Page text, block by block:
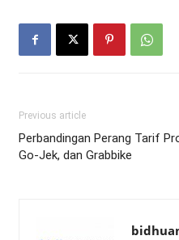
Previous article
Perbandingan Perang Tarif
Go-Jek, dan Grabbike